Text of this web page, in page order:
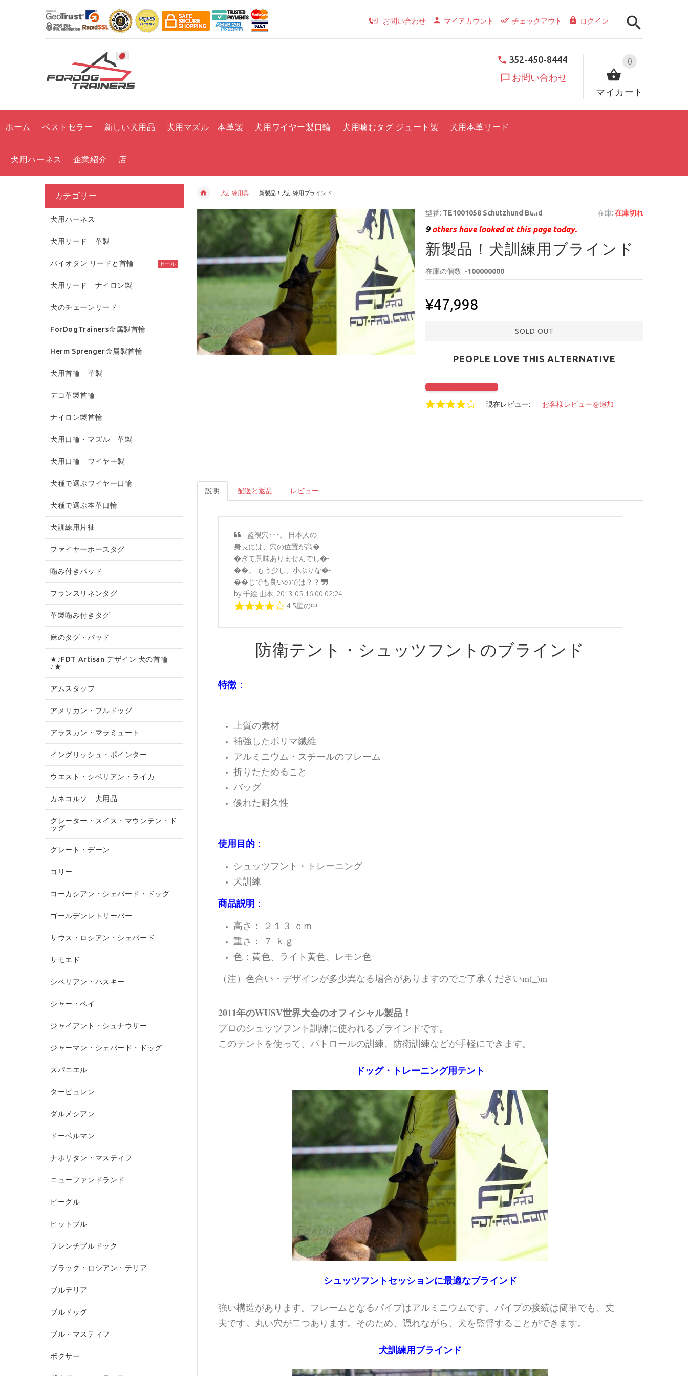
お問い合わせ マイアカウント チェックアウト ログイン
0
マイカート
352-450-8444
お問い合わせ
ホーム ベストセラー 新しい犬用品 犬用マズル 本革製 犬用ワイヤー製口輪 犬用噛むタグ ジュート製 犬用本革リード
犬用ハーネス 企業紹介 店
犬訓練用具 新製品！犬訓練用ブラインド
型番: TE1001058 Schutzhund Blind 在庫: 在庫切れ
9others have looked at this page today.
新製品！犬訓練用ブラインド
在庫の個数: -100000000
¥47,998
SOLD OUT
PEOPLE LOVE THIS ALTERNATIVE
Click to check it out
現在レビュー: お客様レビューを追加
説明 配送と返品 レビュー
監視穴･･･。 日本人の-
身長には、穴の位置が高�-
�ぎて意味ありませんでし�-
��。 もう少し、小ぶりな�-
��じでも良いのでは？？
by 千絵 山本, 2013-05-16 00:02:24
4 5星の中
防衛テント・シュッツフントのブラインド
特徴：
上質の素材
補強したポリマ繊維
アルミニウム・スチールのフレーム
折りたためること
バッグ
優れた耐久性
使用目的：
シュッツフント・トレーニング
犬訓練
商品説明 ：
高さ： ２１３ ｃｍ
重さ： ７ ｋｇ
色：黄色、ライト黄色、レモン色
（注）色合い・デザインが多少異なる場合がありますのでご了承くださいm(_)m
2011年のWUSV世界大会のオフィシャル製品！
プロのシュッツフント訓練に使われるブラインドです。
このテントを使って、パトロールの訓練、防衛訓練などが手軽にできます。
ドッグ・トレーニング用テント
シュッツフントセッションに最適なブラインド
強い構造があります。フレームとなるパイプはアルミニウムです。パイプの接続は簡単でも、丈
夫です。丸い穴が二つあります。そのため、隠れながら、犬を監督することができます。
犬訓練用ブラインド
カテゴリー
犬用ハーネス
犬用リード 革製
バイオタン リードと首輪 セール
犬用リード ナイロン製
犬のチェーンリード
ForDogTrainers金属製首輪
Herm Sprenger金属製首輪
犬用首輪 革製
デコ革製首輪
ナイロン製首輪
犬用口輪・マズル 革製
犬用口輪 ワイヤー製
犬種で選ぶワイヤー口輪
犬種で選ぶ本革口輪
犬訓練用片袖
ファイヤーホースタグ
噛み付きパッド
フランスリネンタグ
革製噛み付きタグ
麻のタグ・パッド
★♪FDT Artisan デザイン 犬の首輪
♪★
アムスタッフ
アメリカン・ブルドッグ
アラスカン・マラミュート
イングリッシュ・ポインター
ウエスト・シベリアン・ライカ
カネコルソ 犬用品
グレーター・スイス・マウンテン・ド
ッグ
グレート・デーン
コリー
コーカシアン・シェパード・ドッグ
ゴールデンレトリーバー
サウス・ロシアン・シェパード
サモエド
シベリアン・ハスキー
シャー・ペイ
ジャイアント・シュナウザー
ジャーマン・シェパード・ドッグ
スパニエル
タービュレン
ダルメシアン
ドーベルマン
ナポリタン・マスティフ
ニューファンドランド
ビーグル
ピットブル
フレンチブルドック
ブラック・ロシアン・テリア
ブルテリア
ブルドッグ
ブル・マスティフ
ボクサー